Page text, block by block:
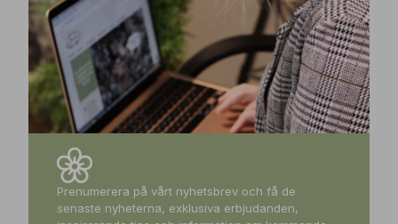
Prenumerera på vårt nyhetsbrev och få de
senaste nyheterna, exklusiva erbjudanden,